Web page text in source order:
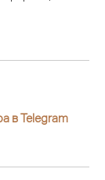
в Telegram